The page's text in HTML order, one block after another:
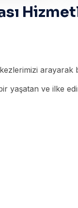
arayarak
yaşatan ve ilke